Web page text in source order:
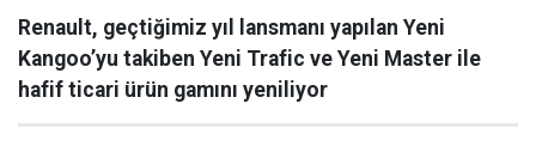
Renault, geçtiğimiz yıl lansmanı yapılan Yeni
Kangoo’yu takiben Yeni Trafic ve Yeni Master ile
hafif ticari ürün gamını yeniliyor